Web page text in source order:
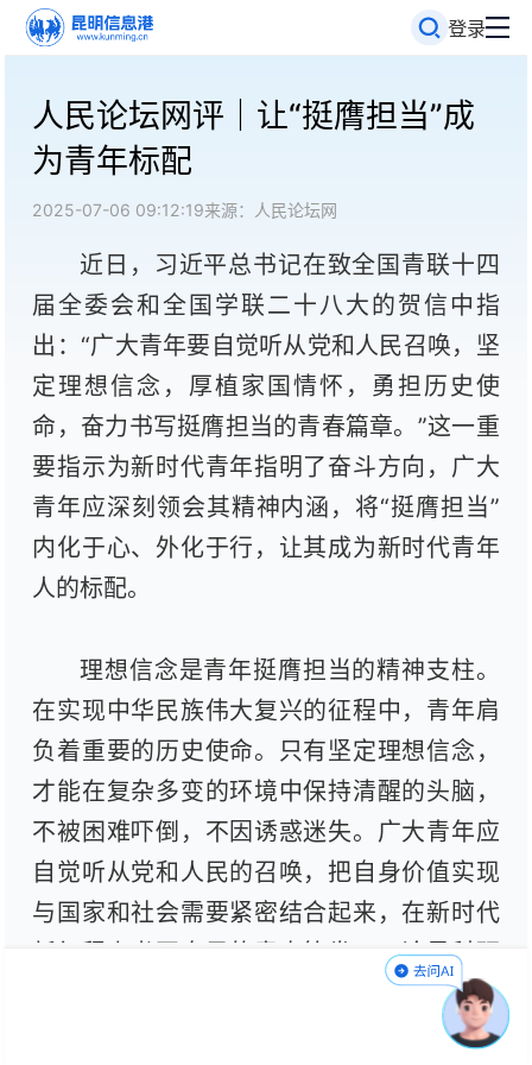
登录
人民论坛网评｜让“挺膺担当”成
为青年标配
2025-07-06 09:12:19来源：人民论坛网
近日，习近平总书记在致全国青联十四
届全委会和全国学联二十八大的贺信中指
出：“广大青年要自觉听从党和人民召唤，坚
定理想信念，厚植家国情怀，勇担历史使
命，奋力书写挺膺担当的青春篇章。”这一重
要指示为新时代青年指明了奋斗方向，广大
青年应深刻领会其精神内涵，将“挺膺担当”
内化于心、外化于行，让其成为新时代青年
人的标配。
理想信念是青年挺膺担当的精神支柱。
在实现中华民族伟大复兴的征程中，青年肩
负着重要的历史使命。只有坚定理想信念，
才能在复杂多变的环境中保持清醒的头脑，
不被困难吓倒，不因诱惑迷失。广大青年应
自觉听从党和人民的召唤，把自身价值实现
与国家和社会需要紧密结合起来，在新时代
新征程上书写自己的青春答卷。无论是科研
前沿的艰难探索，还是基层一线的默默奉
献，青年人都应以理想信念为指引，坚守初